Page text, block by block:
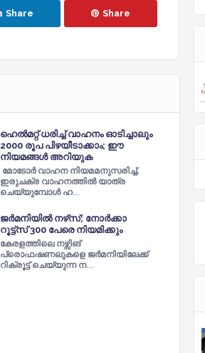
Share Share
ഹെൽമറ്റ് ധരിച്ച് വാഹനം ഓടിച്ചാലും
2000 രൂപ പിഴയീടാക്കാം; ഈ
നിയമങ്ങൾ അറിയുക
മോടോർ വാഹന നിയമമനുസരിച്ച്,
ഇരുചക്ര വാഹനത്തിൽ യാത്ര
ചെയ്യുമ്പോൾ ഹ…
ജര്‍മനിയില്‍ നഴ്‌സ്‌; നോര്‍ക്കാ
റൂട്ട്സ് 300 പേരെ നിയമിക്കും
കേരളത്തിലെ നഴ്സിങ്
പ്രൊഫഷണലുകളെ ജര്‍മനിയിലേക്ക്
റിക്രൂട്ട് ചെയ്യുന്ന ന…